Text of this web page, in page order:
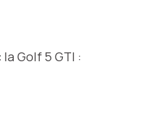
Golf 5 GTI :